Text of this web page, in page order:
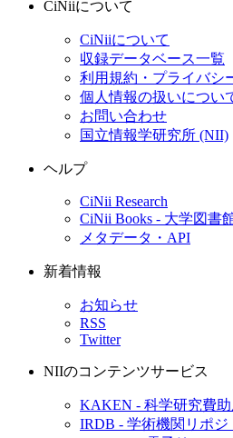
CiNiiについて
CiNiiについて
収録データベース一覧
利用規約・プライバシ
個人情報の扱いについ
お問い合わせ
国立情報学研究所 (NII)
ヘルプ
CiNii Research
CiNii Books - 大学図書
メタデータ・API
新着情報
お知らせ
RSS
Twitter
NIIのコンテンツサービス
KAKEN - 科学研究費
IRDB - 学術機関リポジ